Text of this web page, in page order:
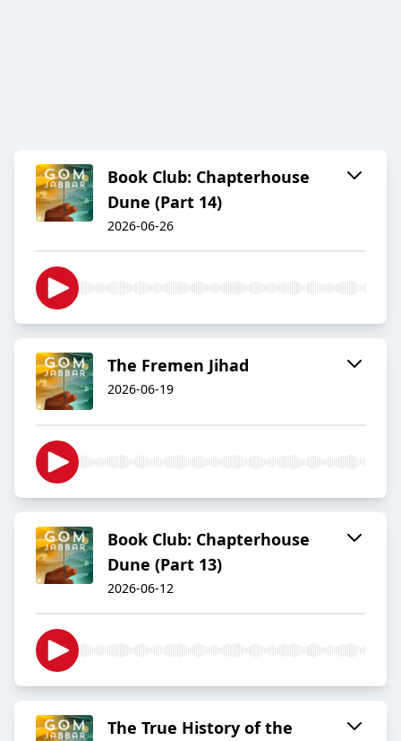
Book Club: Chapterhouse
Dune (Part 14)
2026-06-26
The Fremen Jihad
2026-06-19
Book Club: Chapterhouse
Dune (Part 13)
2026-06-12
The True History of the